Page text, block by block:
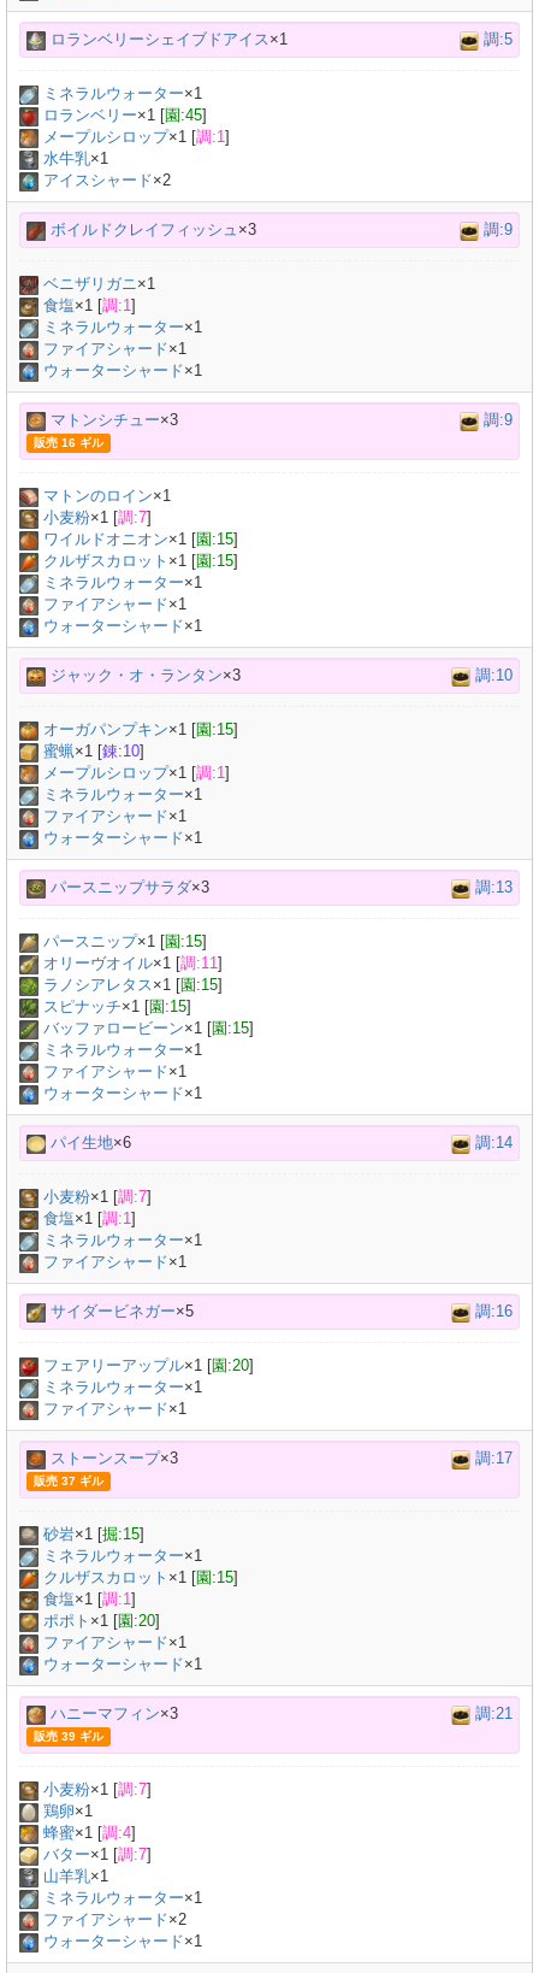
ロランベリーシェイブドアイス×1 調:5
ミネラルウォーター×1
ロランベリー×1 [園:45]
メープルシロップ×1 [調:1]
水牛乳×1
アイスシャード×2
ボイルドクレイフィッシュ ×3 調:9
ベニザリガニ×1
食塩×1 [調:1]
ミネラルウォーター×1
ファイアシャード×1
ウォーターシャード×1
マトンシチュー×3 調:9
販売 16 ギル
マトンのロイン×1
小麦粉×1 [調:7]
ワイルドオニオン×1 [園:15]
クルザスカロット ×1 [園:15]
ミネラルウォーター×1
ファイアシャード×1
ウォーターシャード×1
ジャック・オ・ランタン×3 調:10
オーガパンプキン×1 [園:15]
蜜蝋×1 [錬:10]
メープルシロップ×1 [調:1]
ミネラルウォーター×1
ファイアシャード×1
ウォーターシャード×1
パースニップサラダ×3 調:13
パースニップ×1 [園:15]
オリーヴオイル×1 [調:11]
ラノシアレタス×1 [園:15]
スピナッチ×1 [園:15]
バッファロービーン×1 [園:15]
ミネラルウォーター×1
ファイアシャード×1
ウォーターシャード×1
パイ生地×6 調:14
小麦粉×1 [調:7]
食塩×1 [調:1]
ミネラルウォーター×1
ファイアシャード×1
サイダービネガー×5 調:16
フェアリーアップル×1 [園:20]
ミネラルウォーター×1
ファイアシャード×1
ストーンスープ×3 調:17
販売 37 ギル
砂岩×1 [掘:15]
ミネラルウォーター×1
クルザスカロット ×1 [園:15]
食塩×1 [調:1]
ポポト ×1 [園:20]
ファイアシャード×1
ウォーターシャード×1
ハニーマフィン×3 調:21
販売 39 ギル
小麦粉×1 [調:7]
鶏卵×1
蜂蜜×1 [調:4]
バター×1 [調:7]
山羊乳×1
ミネラルウォーター×1
ファイアシャード×2
ウォーターシャード×1